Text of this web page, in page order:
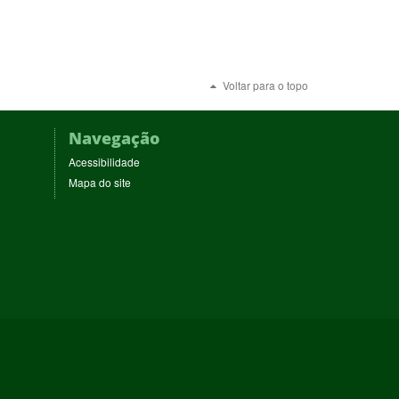
Voltar para o topo
Navegação
Acessibilidade
Mapa do site